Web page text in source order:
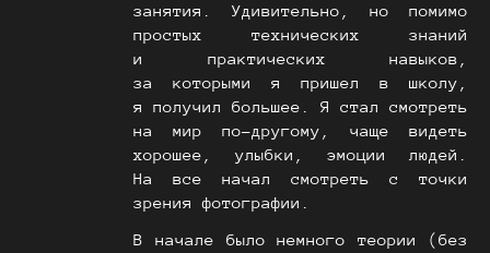
занятия. Удивительно, но помимо
простых технических знаний
и практических навыков,
за которыми я пришел в школу,
я получил большее. Я стал смотреть
на мир по-другому, чаще видеть
хорошее, улыбки, эмоции людей.
На все начал смотреть с точки
зрения фотографии.
В начале было немного теории (без